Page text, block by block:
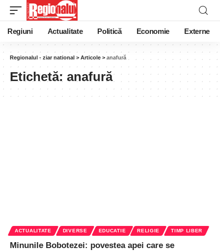
Regiuni Actualitate Politică Economie Externe
Regionalul - ziar national > Articole > anafură
Etichetă: anafură
ACTUALITATE DIVERSE EDUCATIE RELIGIE TIMP LIBER
Minunile Bobotezei: povestea apei care se